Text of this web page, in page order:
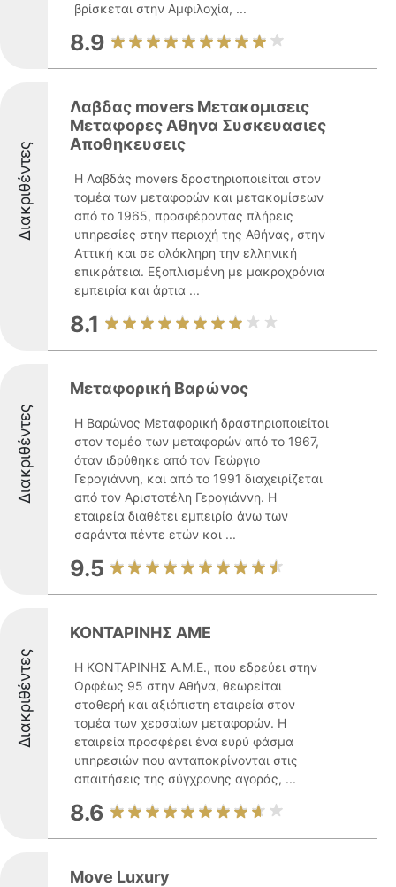
βρίσκεται στην Αμφιλοχία, ...
8.9
Διακριθέντες
Λαβδας movers Μετακομισεις
Μεταφορες Αθηνα Συσκευασιες
Αποθηκευσεις
Η Λαβδάς movers δραστηριοποιείται στον
τομέα των μεταφορών και μετακομίσεων
από το 1965, προσφέροντας πλήρεις
υπηρεσίες στην περιοχή της Αθήνας, στην
Αττική και σε ολόκληρη την ελληνική
επικράτεια. Εξοπλισμένη με μακροχρόνια
εμπειρία και άρτια ...
8.1
Διακριθέντες
Μεταφορική Βαρώνος
Η Βαρώνος Μεταφορική δραστηριοποιείται
στον τομέα των μεταφορών από το 1967,
όταν ιδρύθηκε από τον Γεώργιο
Γερογιάννη, και από το 1991 διαχειρίζεται
από τον Αριστοτέλη Γερογιάννη. Η
εταιρεία διαθέτει εμπειρία άνω των
σαράντα πέντε ετών και ...
9.5
Διακριθέντες
ΚΟΝΤΑΡΙΝΗΣ ΑΜΕ
Η ΚΟΝΤΑΡΙΝΗΣ Α.Μ.Ε., που εδρεύει στην
Ορφέως 95 στην Αθήνα, θεωρείται
σταθερή και αξιόπιστη εταιρεία στον
τομέα των χερσαίων μεταφορών. Η
εταιρεία προσφέρει ένα ευρύ φάσμα
υπηρεσιών που ανταποκρίνονται στις
απαιτήσεις της σύγχρονης αγοράς, ...
8.6
Move Luxury